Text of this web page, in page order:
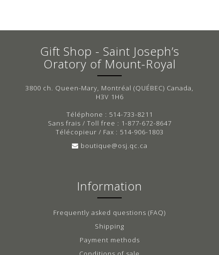
Gift Shop - Saint Joseph’s
Oratory of Mount-Royal
3800 ch. Queen-Mary, Montréal (QUÉBEC) Canada,
H3V 1H6
Téléphone : 514-733-8211
Sans frais / Toll free : 1-877-672-8647
Télécopieur / Fax : 514-906-1803
boutique@osj.qc.ca
Information
Frequently asked questions (FAQ)
Shipping
Payment methods